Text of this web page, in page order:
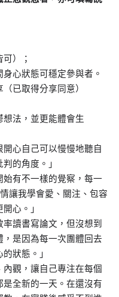
）；
心狀態可穩定參與者。
已取得分享同意）
想法，並更能體會生
開心自己可以慢慢地聽自
的角度。」
始有不一樣的覺察，每一
讓我學會愛、關注、包容
心。」
率讀書寫論文，但沒想到
是因為每一次團體回去
狀態。」
內觀，讓自己專注在每個
全新的一天。在還沒有